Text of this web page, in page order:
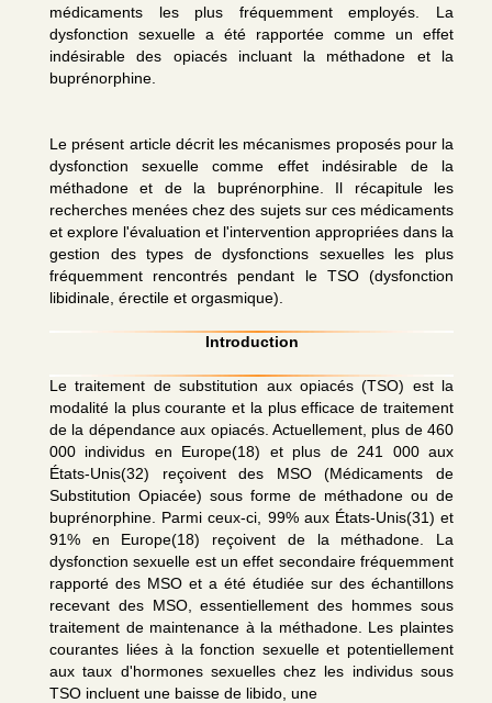
médicaments les plus fréquemment employés. La
dysfonction sexuelle a été rapportée comme un effet
indésirable des opiacés incluant la méthadone et la
buprénorphine.
Le présent article décrit les mécanismes proposés pour la
dysfonction sexuelle comme effet indésirable de la
méthadone et de la buprénorphine. Il récapitule les
recherches menées chez des sujets sur ces médicaments
et explore l'évaluation et l'intervention appropriées dans la
gestion des types de dysfonctions sexuelles les plus
fréquemment rencontrés pendant le TSO (dysfonction
libidinale, érectile et orgasmique).
Introduction
Le traitement de substitution aux opiacés (TSO) est la
modalité la plus courante et la plus efficace de traitement
de la dépendance aux opiacés. Actuellement, plus de 460
000 individus en Europe(18) et plus de 241 000 aux
États-Unis(32) reçoivent des MSO (Médicaments de
Substitution Opiacée) sous forme de méthadone ou de
buprénorphine. Parmi ceux-ci, 99% aux États-Unis(31) et
91% en Europe(18) reçoivent de la méthadone. La
dysfonction sexuelle est un effet secondaire fréquemment
rapporté des MSO et a été étudiée sur des échantillons
recevant des MSO, essentiellement des hommes sous
traitement de maintenance à la méthadone. Les plaintes
courantes liées à la fonction sexuelle et potentiellement
aux taux d'hormones sexuelles chez les individus sous
TSO incluent une baisse de libido, une